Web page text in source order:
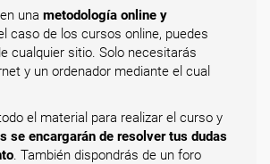
una metodología online y
caso de los cursos online, puedes
cualquier sitio. Solo necesitarás
y un ordenador mediante el cual
el material para realizar el curso y
se encargarán de resolver tus dudas
. También dispondrás de un foro